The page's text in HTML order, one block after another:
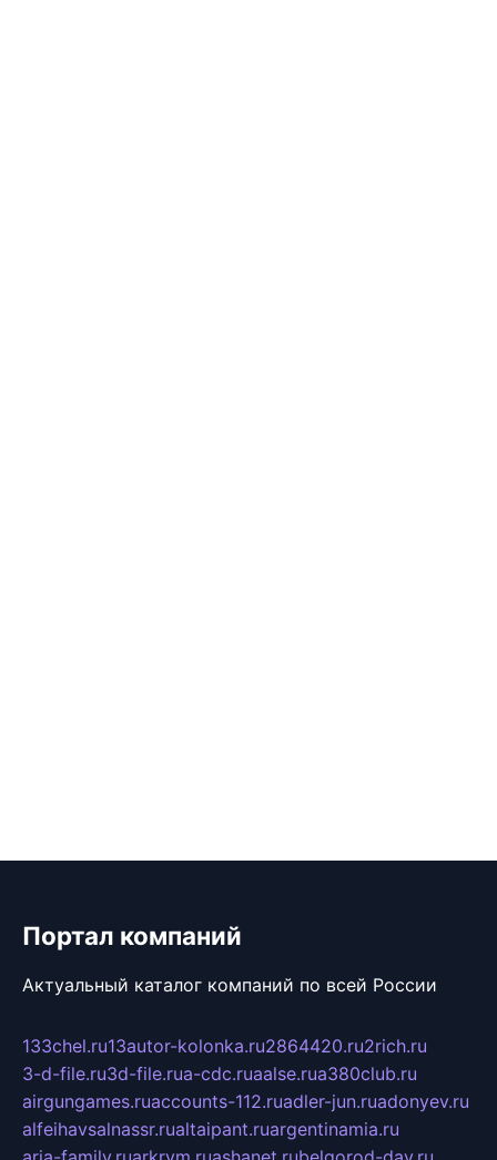
Портал компаний
Актуальный каталог компаний по всей России
133chel.ru13autor-kolonka.ru2864420.ru2rich.ru
3-d-file.ru3d-file.rua-cdc.ruaalse.rua380club.ru
airgungames.ruaccounts-112.ruadler-jun.ruadonyev.ru
alfeihavsalnassr.rualtaipant.ruargentinamia.ru